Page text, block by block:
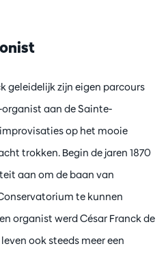
geleidelijk zijn eigen parcours
aan de Sainte-
op het mooie
trokken. Begin de jaren 1870
aan om de baan van
te kunnen
organist werd César Franck de
ook steeds meer een